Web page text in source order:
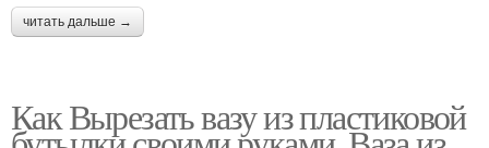
читать дальше →
Как Вырезать вазу из пластиковой